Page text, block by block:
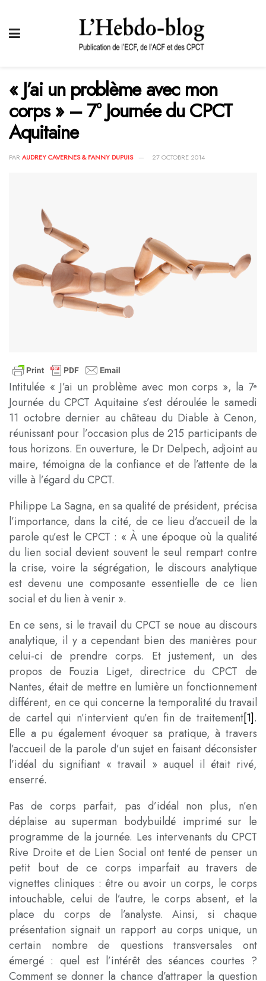
« J’ai un problème avec mon
corps » – 7° Journée du CPCT
Aquitaine
PAR AUDREY CAVERNES & FANNY DUPUIS 27 OCTOBRE 2014
Intitulée « J’ai un problème avec mon corps », la 7e
Journée du CPCT Aquitaine s’est déroulée le samedi
11 octobre dernier au château du Diable à Cenon,
réunissant pour l’occasion plus de 215 participants de
tous horizons. En ouverture, le Dr Delpech, adjoint au
maire, témoigna de la confiance et de l’attente de la
ville à l’égard du CPCT.
Philippe La Sagna, en sa qualité de président, précisa
l’importance, dans la cité, de ce lieu d’accueil de la
parole qu’est le CPCT : « À une époque où la qualité
du lien social devient souvent le seul rempart contre
la crise, voire la ségrégation, le discours analytique
est devenu une composante essentielle de ce lien
social et du lien à venir ».
En ce sens, si le travail du CPCT se noue au discours
analytique, il y a cependant bien des manières pour
celui-ci de prendre corps. Et justement, un des
propos de Fouzia Liget, directrice du CPCT de
Nantes, était de mettre en lumière un fonctionnement
différent, en ce qui concerne la temporalité du travail
de cartel qui n’intervient qu’en fin de traitement[1].
Elle a pu également évoquer sa pratique, à travers
l’accueil de la parole d’un sujet en faisant déconsister
l’idéal du signifiant « travail » auquel il était rivé,
enserré.
Pas de corps parfait, pas d’idéal non plus, n’en
déplaise au superman bodybuildé imprimé sur le
programme de la journée. Les intervenants du CPCT
Rive Droite et de Lien Social ont tenté de penser un
petit bout de ce corps imparfait au travers de
vignettes cliniques : être ou avoir un corps, le corps
intouchable, celui de l’autre, le corps absent, et la
place du corps de l’analyste. Ainsi, si chaque
présentation signait un rapport au corps unique, un
certain nombre de questions transversales ont
émergé : quel est l’intérêt des séances courtes ?
Comment se donner la chance d’attraper la question